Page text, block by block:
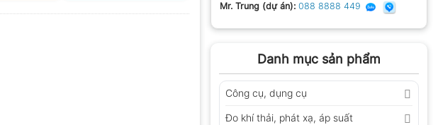
Mr. Trung (dự án): 088 8888 449
Danh mục sản phẩm
Công cụ, dụng cụ
Đo khí thải, phát xạ, áp suất